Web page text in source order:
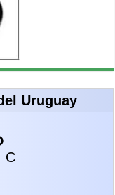
Uruguay
C